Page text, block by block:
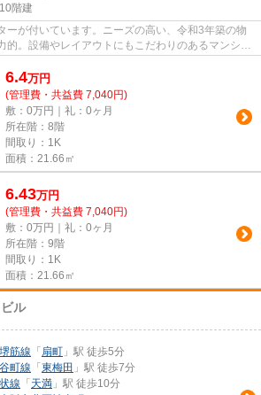
階建
ーが付いています。ニーズの高い、令和3年築の物
的。設備やレイアウトにもこだわりのあるマンショ
6.4万円
(管理費・共益費 7,040円)
敷：0万円｜礼：0ヶ月
所在階：8階
間取り：1K
面積：21.66㎡
6.43万円
(管理費・共益費 7,040円)
敷：0万円｜礼：0ヶ月
所在階：9階
間取り：1K
面積：21.66㎡
ル
筋線 「 扇町 」駅 徒歩5分
町線 「 東梅田 」駅 徒歩7分
線 「 天満 」駅 徒歩10分